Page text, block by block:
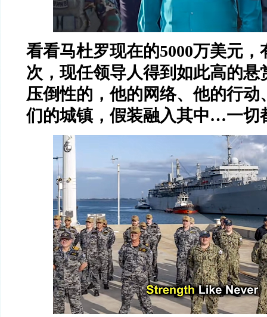
看看马杜罗现在的5000万美元，
次，现任领导人得到如此高的悬
压倒性的，他的网络、他的行动
们的城镇，假装融入其中…一切